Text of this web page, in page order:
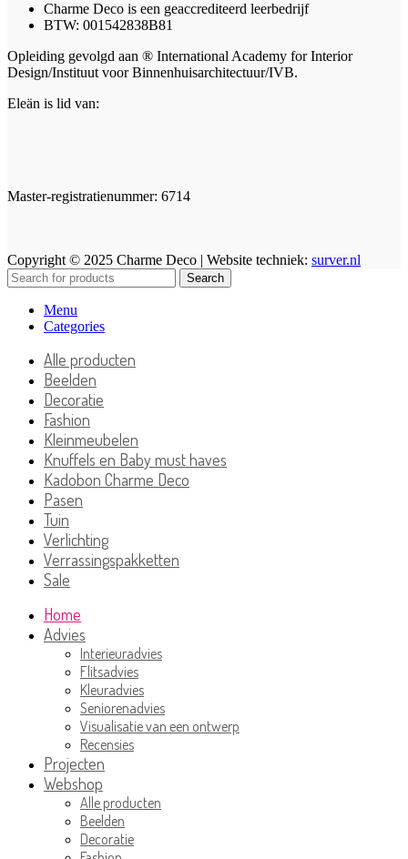
Charme Deco is een geaccrediteerd leerbedrijf
BTW: 001542838B81
Opleiding gevolgd aan ® International Academy for Interior
Design/Instituut voor Binnenhuisarchitectuur/IVB.
Eleän is lid van:
Master-registratienummer: 6714
Copyright © 2025 Charme Deco | Website techniek: surver.nl
Search
Menu
Categories
Alle producten
Beelden
Decoratie
Fashion
Kleinmeubelen
Knuffels en Baby must haves
Kadobon Charme Deco
Pasen
Tuin
Verlichting
Verrassingspakketten
Sale
Home
Advies
Interieuradvies
Flitsadvies
Kleuradvies
Seniorenadvies
Visualisatie van een ontwerp
Recensies
Projecten
Webshop
Alle producten
Beelden
Decoratie